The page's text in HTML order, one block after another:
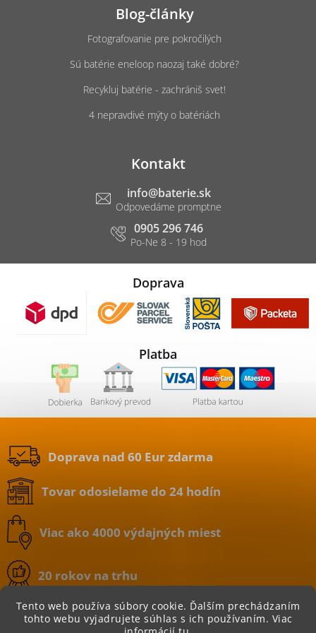
Tento web používa súbory cookie. Ďalším prechádzaním
tohto webu vyjadrujete súhlas s ich používaním. Viac
Blog-články
Fotografovanie pre pokročilých
Sú batérie eneloop naozaj také dobré?
Recykluj batérie - zachrániš svet!
4 nepravdivé mýty o batériách
Kontakt
info@baterie.sk
0905 296 746
Doprava
Platba
Doprava nad 60 Eur zdarma
Tovar odosielame do 24 hodín
Viac ako 4000 výdajných miest
20 rokov na trhu